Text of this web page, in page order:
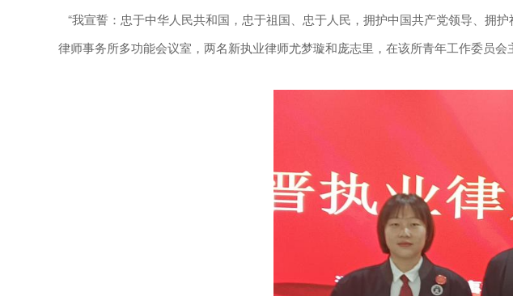
“我宣誓：忠于中华人民共和国，忠于祖国、忠于人民，拥护中国共产党领导、
律师事务所多功能会议室，两名新执业律师尤梦璇和庞志里，在该所青年工作委员会